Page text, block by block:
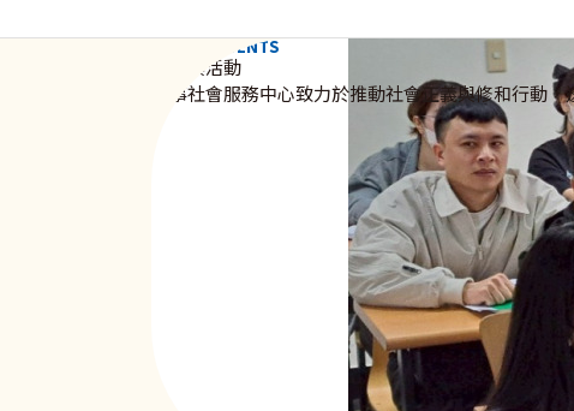
NEWS & EVENTS
資訊與活動
新事社會服務中心致力於推動社會正義與修和行動